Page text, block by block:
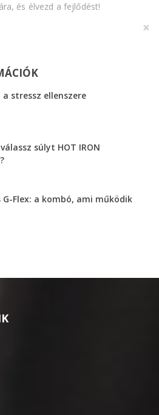
és élvezd a fejlődést!
×
a stressz ellenszere
súlyt HOT IRON
G-Flex: a kombó, ami működik